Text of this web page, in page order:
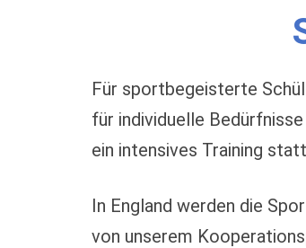
Für sportbegeisterte
für individuelle
ein intensives Training
In England werden die
von unserem